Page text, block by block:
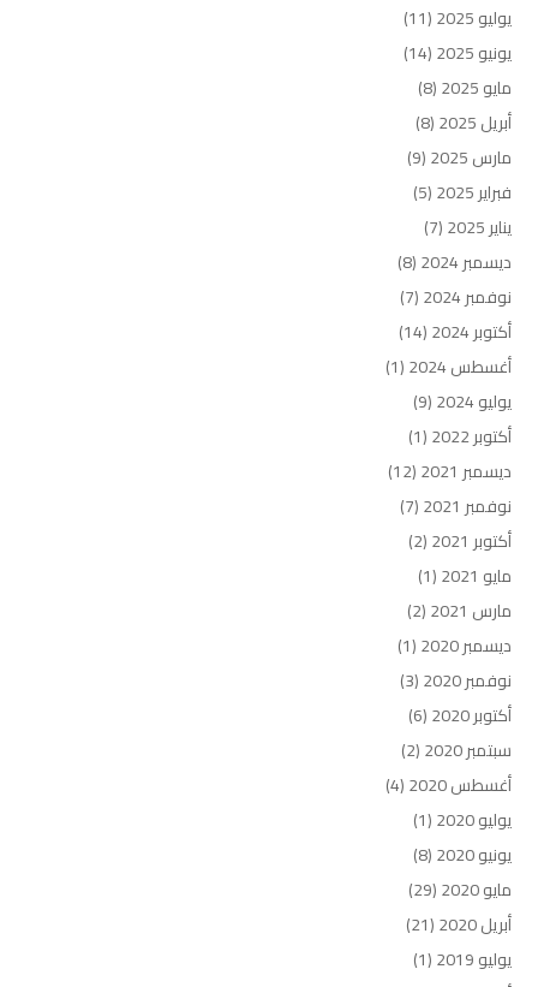
يوليو 2025
(11)
يونيو 2025
(14)
مايو 2025
(8)
أبريل 2025
(8)
مارس 2025
(9)
فبراير 2025
(5)
يناير 2025
(7)
ديسمبر 2024
(8)
نوفمبر 2024
(7)
أكتوبر 2024
(14)
أغسطس 2024
(1)
يوليو 2024
(9)
أكتوبر 2022
(1)
ديسمبر 2021
(12)
نوفمبر 2021
(7)
أكتوبر 2021
(2)
مايو 2021
(1)
مارس 2021
(2)
ديسمبر 2020
(1)
نوفمبر 2020
(3)
أكتوبر 2020
(6)
سبتمبر 2020
(2)
أغسطس 2020
(4)
يوليو 2020
(1)
يونيو 2020
(8)
مايو 2020
(29)
أبريل 2020
(21)
يوليو 2019
(1)